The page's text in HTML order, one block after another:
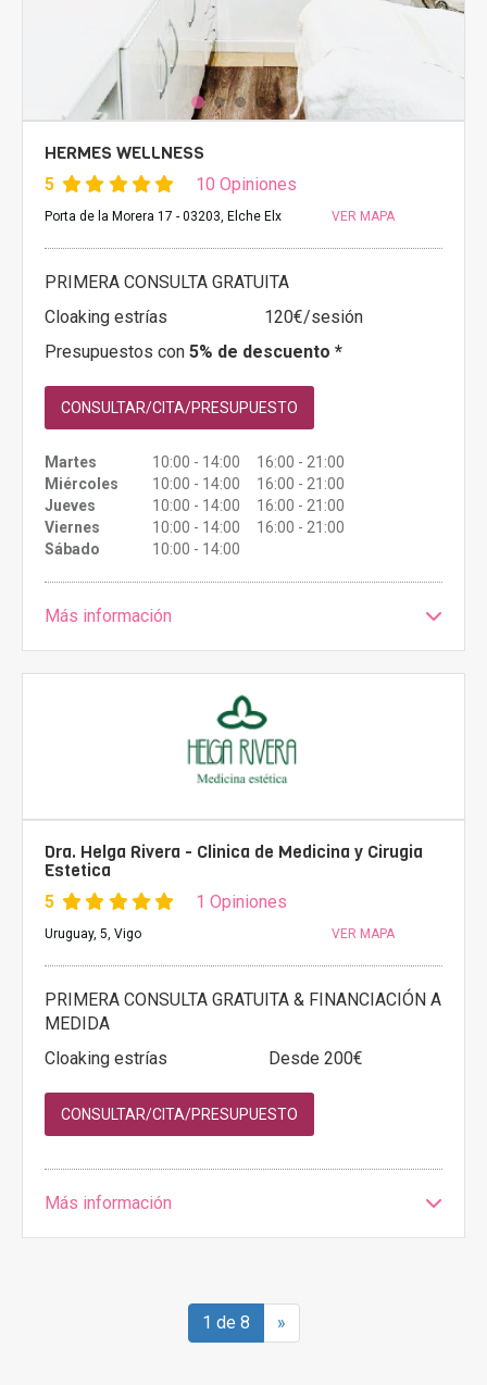
HERMES WELLNESS
5 10 Opiniones
Porta de la Morera 17 - 03203, Elche Elx VER MAPA
PRIMERA CONSULTA GRATUITA
Cloaking estrías
120€/sesión
Presupuestos con 5% de descuento *
CONSULTAR/CITA/PRESUPUESTO
Martes
10:00 - 14:00 16:00 - 21:00
Miércoles
10:00 - 14:00 16:00 - 21:00
Jueves
10:00 - 14:00 16:00 - 21:00
Viernes
10:00 - 14:00 16:00 - 21:00
Sábado
10:00 - 14:00
Más información
Dra. Helga Rivera - Clinica de Medicina y Cirugia
Estetica
5 1 Opiniones
Uruguay, 5, Vigo VER MAPA
PRIMERA CONSULTA GRATUITA & FINANCIACIÓN A
MEDIDA
Cloaking estrías
Desde 200€
CONSULTAR/CITA/PRESUPUESTO
Más información
1 de 8 »